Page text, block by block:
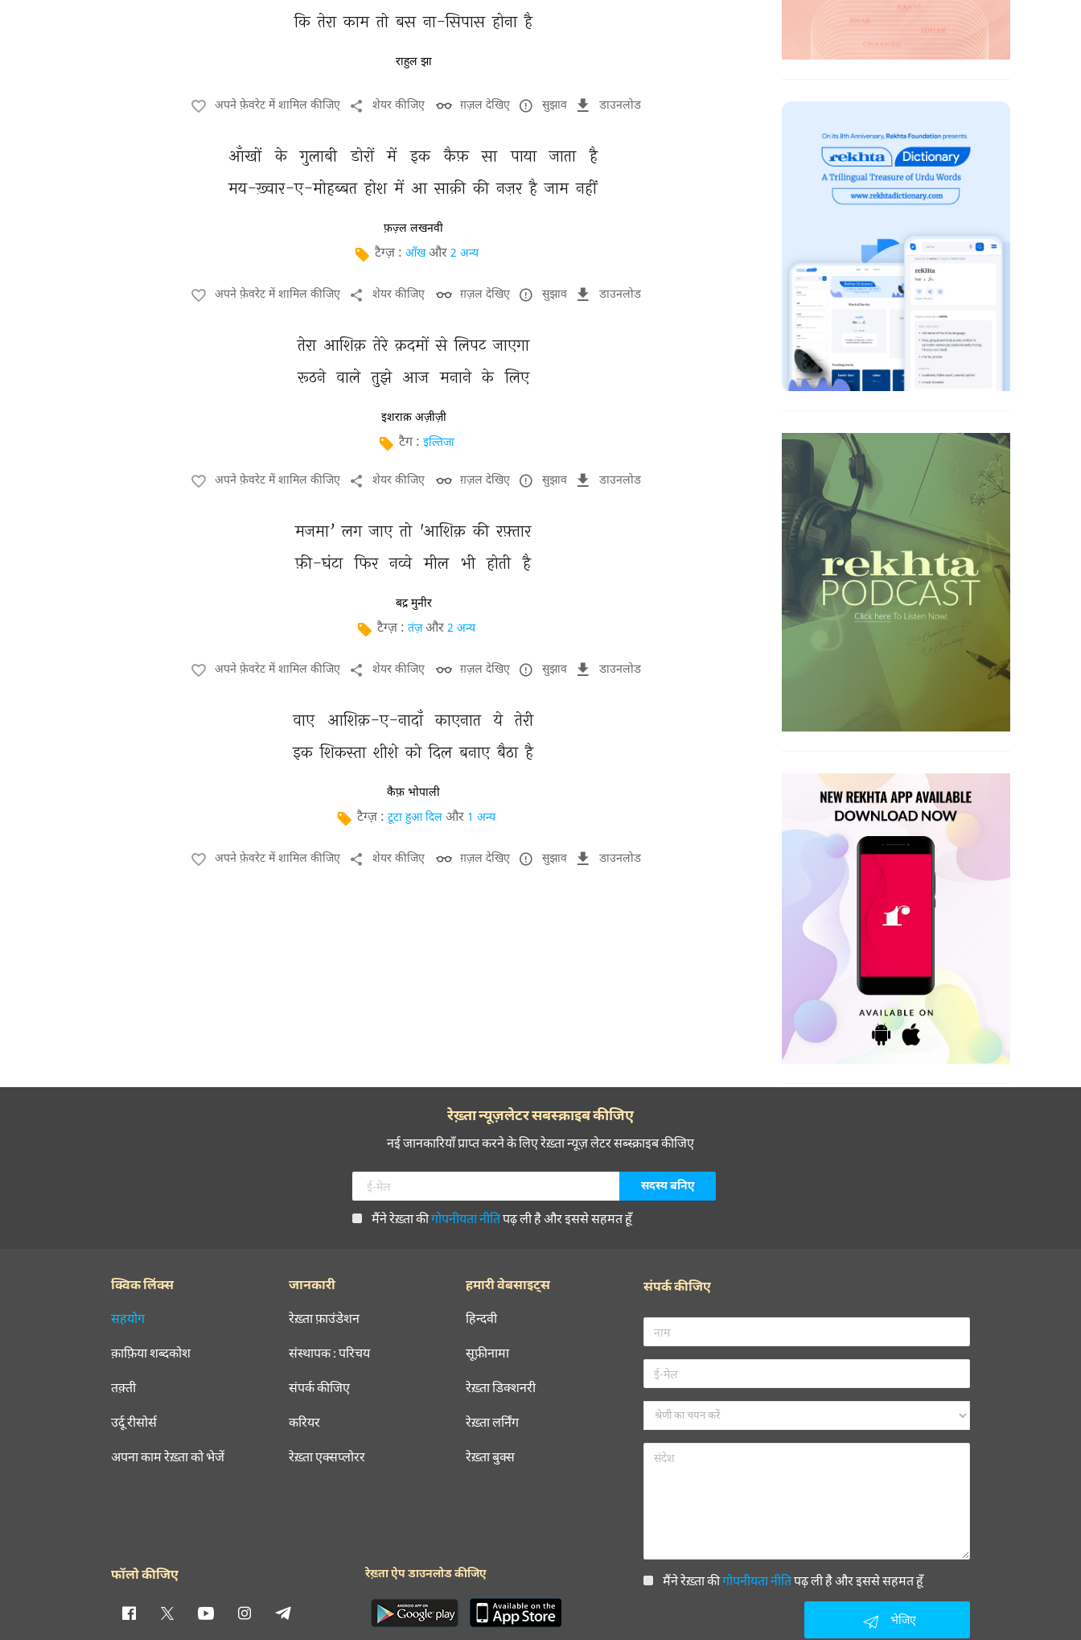
कि तेरा काम तो बस ना-सिपास होना है
राहुल झा
अपने फ़ेवरेट में शामिल कीजिए शेयर कीजिए ग़ज़ल देखिए सुझाव डाउनलोड
आँखों के गुलाबी डोरों में इक कैफ़ सा पाया जाता
है
मय-ख़्वार-ए-मोहब्बत होश में आ साक़ी की नज़र है जाम नहीं
फ़ज़्ल लखनवी
टैग्ज़ : आँख और 2 अन्य
अपने फ़ेवरेट में शामिल कीजिए शेयर कीजिए ग़ज़ल देखिए सुझाव डाउनलोड
तेरा आशिक़ तेरे क़दमों से लिपट जाएगा
रूठने वाले तुझे आज मनाने के लिए
इशराक़ अज़ीज़ी
टैग : इल्तिजा
अपने फ़ेवरेट में शामिल कीजिए शेयर कीजिए ग़ज़ल देखिए सुझाव डाउनलोड
मजमा’ लग जाए तो 'आशिक़ की रफ़्तार
फ़ी-घंटा फिर नव्वे मील भी होती है
बद्र मुनीर
टैग्ज़ : तंज़ और 2 अन्य
अपने फ़ेवरेट में शामिल कीजिए शेयर कीजिए ग़ज़ल देखिए सुझाव डाउनलोड
वाए आशिक़-ए-नादाँ काएनात ये तेरी
इक शिकस्ता शीशे को दिल बनाए बैठा है
कैफ़ भोपाली
टैग्ज़ : टूटा हुआ दिल और 1 अन्य
अपने फ़ेवरेट में शामिल कीजिए शेयर कीजिए ग़ज़ल देखिए सुझाव डाउनलोड
रेख़्ता न्यूज़लेटर सबस्क्राइब कीजिए
नई जानकारियाँ प्राप्त करने के लिए रेख़्ता न्यूज़ लेटर सब्स्क्राइब कीजिए
मैंने रेख़्ता कीगोपनीयता नीतिपढ़ ली है और इससे सहमत हूँ
क्विक लिंक्स
सहयोग
क़ाफ़िया शब्दकोश
तक़्ती
उर्दू रीसोर्स
अपना काम रेख़्ता को भेजें
जानकारी
रेख़्ता फ़ाउंडेशन
संस्थापक : परिचय
संपर्क कीजिए
करियर
रेख़्ता एक्सप्लोरर
हमारी वेबसाइट्स
हिन्दवी
सूफ़ीनामा
रेख़्ता डिक्शनरी
रेख़्ता लर्निंग
रेख़्ता बुक्स
संपर्क कीजिए
मैंने रेख़्ता कीगोपनीयता नीतिपढ़ ली है और इससे सहमत हूँ
भेजिए
फॉलो कीजिए रेख़्ता ऐप डाउनलोड कीजिए